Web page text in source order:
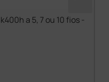
a 5, 7 ou 10 fios -